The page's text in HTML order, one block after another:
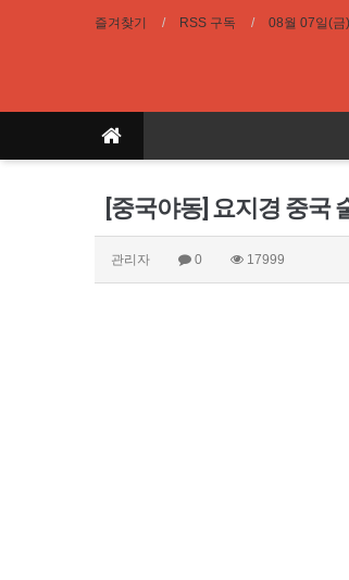
즐겨찾기 RSS 구독 08월 07일(금)
[중국야동] 요지경 중국
관리자 0 17999